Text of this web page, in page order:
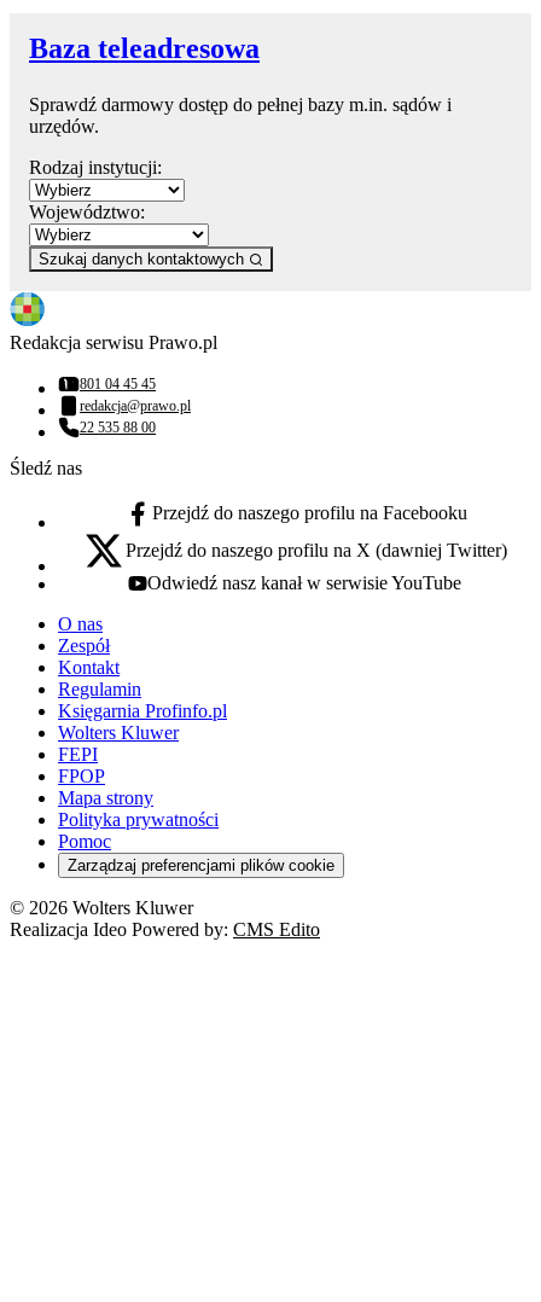
Baza teleadresowa
Sprawdź darmowy dostęp do pełnej bazy m.in. sądów i
urzędów.
Rodzaj instytucji:
Województwo:
Szukaj danych kontaktowych
Redakcja serwisu Prawo.pl
Numer telefonu:
801 04 45 45
Adres email:
redakcja@prawo.pl
Numer telefonu:
22 535 88 00
Śledź nas
facebook - otwiera się w nowej karcie
Przejdź do naszego profilu na Facebooku
x - otwiera się w nowej karcie
Przejdź do naszego profilu na X (dawniej Twitter)
youtube - otwiera się w nowej karcie
Odwiedź nasz kanał w serwisie YouTube
O nas
Zespół
Kontakt
Regulamin
Księgarnia Profinfo.pl
Wolters Kluwer
FEPI
FPOP
Mapa strony
Polityka prywatności
Pomoc
Zarządzaj preferencjami plików cookie
© 2026 Wolters Kluwer
Realizacja Ideo Powered by: CMS Edito